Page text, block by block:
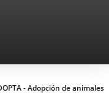
- Adopción de animales